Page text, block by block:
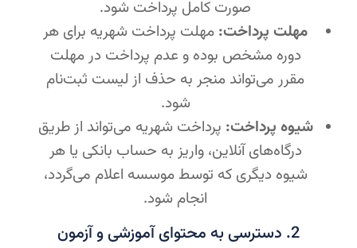
صورت کامل پرداخت شود.
مهلت پرداخت: مهلت پرداخت شهریه برای هر
دوره مشخص بوده و عدم پرداخت در مهلت
مقرر می‌تواند منجر به حذف از لیست ثبت‌نام
شود.
شیوه پرداخت: پرداخت شهریه می‌تواند از طریق
درگاه‌های آنلاین، واریز به حساب بانکی یا هر
شیوه دیگری که توسط موسسه اعلام می‌گردد،
انجام شود.
2. دسترسی به محتوای آموزشی و آزمون